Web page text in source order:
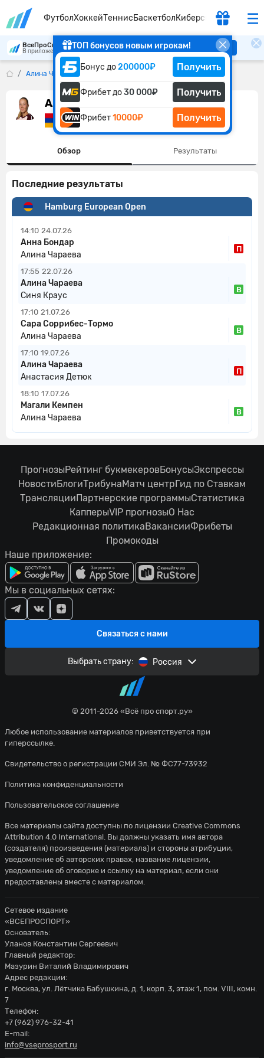
ФутболХоккейТеннисБаскетболКиберспорт
ТОП бонусов новым игрокам!
Бонус до200000₽ Получить
Фрибет до30 000₽ Получить
Фрибет10000₽ Получить
ВсеПроСпорт
В приложении удобнее Скачать
Алина Чараева
Алина Чараева
Армения
Обзор Результаты
Последние результаты
Hamburg European Open
14:10 24.07.26
Анна Бондар
Алина Чараева
П
17:55 22.07.26
Алина Чараева
Синя Краус
В
17:10 21.07.26
Сара Соррибес-Тормо
Алина Чараева
В
17:10 19.07.26
Алина Чараева
Анастасия Детюк
П
18:10 17.07.26
Магали Кемпен
Алина Чараева
В
© 2011-2026 «Всё про спорт.ру»
Любое использование материалов приветствуется при
гиперссылке.
Свидетельство о регистрации СМИ Эл. № ФС77-73932
Политика конфиденциальности
Пользовательское соглашение
ПрогнозыРейтинг букмекеровБонусыЭкспрессы
НовостиБлогиТрибунаМатч центрГид по Ставкам
ТрансляцииПартнерские программыСтатистика
КапперыVIP прогнозыО Нас
Редакционная политикаВакансииФрибеты
Промокоды
Наше приложение:
Связаться с нами
Мы в социальных сетях:
Выбрать страну: Россия
Все материалы сайта доступны по лицензии Creative Commons
Attribution 4.0 International. Вы должны указать имя автора
(создателя) произведения (материала) и стороны атрибуции,
уведомление об авторских правах, название лицензии,
уведомление об оговорке и ссылку на материал, если они
предоставлены вместе с материалом.
Сетевое издание
«ВСЕПРОСПОРТ»
Основатель:
Уланов Константин Сергеевич
Главный редактор:
Мазурин Виталий Владимирович
Адрес редакции:
г. Москва, ул. Лётчика Бабушкина, д. 1, корп. 3, этаж 1, пом. VIII, комн.
7
Телефон:
+7 (962) 976-32-41
E-mail:
info@vseprosport.ru